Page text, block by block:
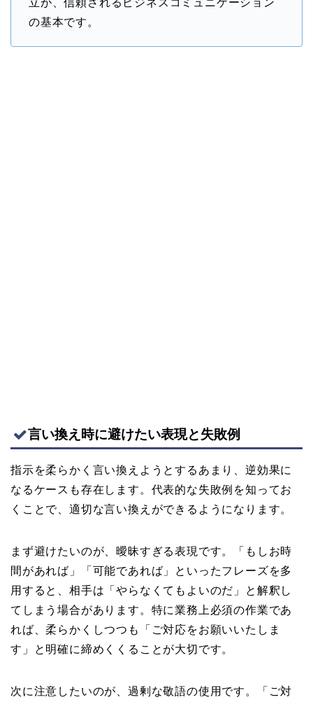
立が、信頼されるビジネスコミュニケーション
の基本です。
言い換え時に避けたい表現と失敗例
指示を柔らかく言い換えようとするあまり、逆効果に
なるケースも存在します。代表的な失敗例を知ってお
くことで、適切な言い換えができるようになります。
まず避けたいのが、曖昧すぎる表現です。「もしお時
間があれば」「可能であれば」といったフレーズを多
用すると、相手は「やらなくてもよいのだ」と解釈し
てしまう場合があります。特に業務上必須の作業であ
れば、柔らかくしつつも「ご対応をお願いいたしま
す」と明確に締めくくることが大切です。
次に注意したいのが、過剰な敬語の使用です。「ご対